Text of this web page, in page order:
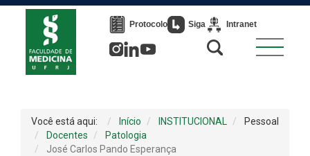
PARA
Protocolo Siga Intranet
Você está aqui: Início INSTITUCIONAL
Pessoal
Docentes
Patologia
José Carlos Pando Esperança